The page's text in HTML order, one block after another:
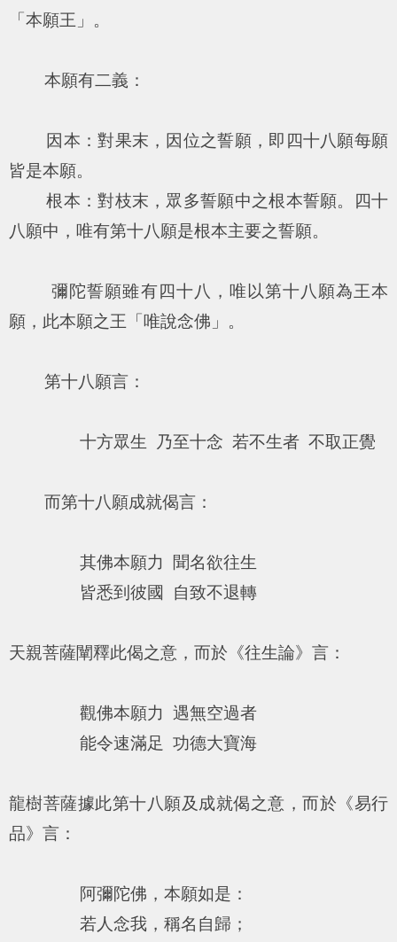
「本願王」。
本願有二義：
因本：對果末，因位之誓願，即四十八願每願
皆是本願。
根本：對枝末，眾多誓願中之根本誓願。四十
八願中，唯有第十八願是根本主要之誓願。
彌陀誓願雖有四十八，唯以第十八願為王本
願，此本願之王「唯說念佛」。
第十八願言：
十方眾生 乃至十念 若不生者 不取正覺
而第十八願成就偈言：
其佛本願力 聞名欲往生
皆悉到彼國 自致不退轉
天親菩薩闡釋此偈之意，而於《往生論》言：
觀佛本願力 遇無空過者
能令速滿足 功德大寶海
龍樹菩薩據此第十八願及成就偈之意，而於《易行
品》言：
阿彌陀佛，本願如是：
若人念我，稱名自歸；